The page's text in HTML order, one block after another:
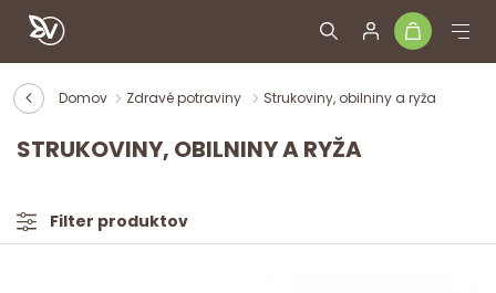
Domov Zdravé potraviny Strukoviny, obilniny a ryža
STRUKOVINY, OBILNINY A RYŽA
Filter produktov